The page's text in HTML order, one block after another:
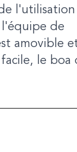
l'équipe de
amovible
le boa